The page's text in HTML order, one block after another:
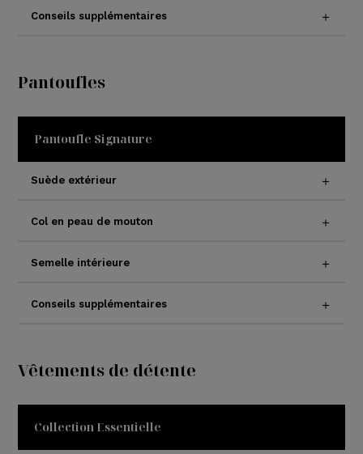
Conseils supplémentaires
Pantoufles
Pantoufle Signature
Suède extérieur
Col en peau de mouton
Semelle intérieure
Conseils supplémentaires
Vêtements de détente
Collection Essentielle